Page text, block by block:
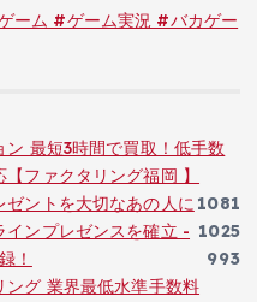
ーム #ゲーム実況 #バカゲー
最短3時間で買取！低手数
ファクタリング福岡 】
1081
ントを大切なあの人に
1025
インプレゼンスを確立 -
！
993
グ 業界最低水準手数料